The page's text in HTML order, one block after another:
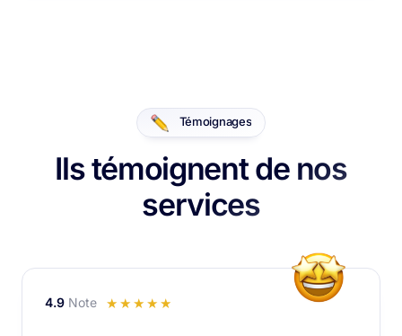
Témoignages
Ils témoignent de nos
services
4.9 Note ☆ ☆ ☆ ☆ ☆